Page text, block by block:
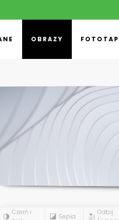
OBRAZY
Czerń i
Sepia
Odbij